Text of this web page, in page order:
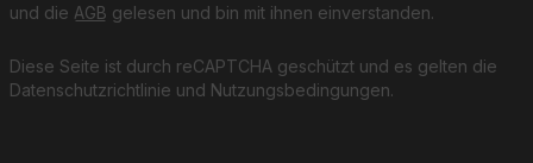
Diese Seite ist durch reCAPTCHA geschützt und es gelten die
Datenschutzrichtlinie und Nutzungsbedingungen.
und die AGB gelesen und bin mit ihnen einverstanden.